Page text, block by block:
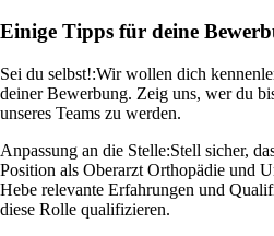
Einige Tipps für deine
Sei du selbst!:Wir wollen dich
deiner Bewerbung. Zeig uns, wer du
unseres Teams zu werden.
Anpassung an die Stelle:Stell sicher,
Position als Oberarzt Orthopädie und
Hebe relevante Erfahrungen und
diese Rolle qualifizieren.